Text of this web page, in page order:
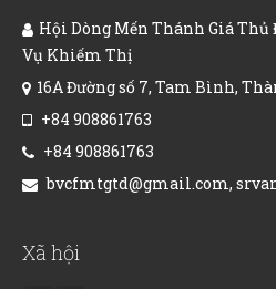
Hội Dòng Mến Thánh Giá
Vụ Khiếm Thị
16A Đường số 7, Tam Bình,
+84 908861763
+84 908861763
bvcfmtgtd@gmail.com,
Xã hội